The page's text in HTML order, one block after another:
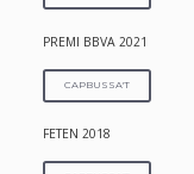
PREMI BBVA 2021
CAPBUSSA'T
FETEN 2018